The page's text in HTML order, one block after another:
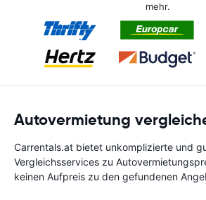
mehr.
Autovermietung
Carrentals.at bietet unkomplizierte und
Vergleichsservices zu
keinen Aufpreis zu den gefundenen